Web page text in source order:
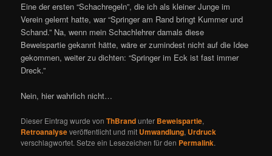
Eine der ersten “Schachregeln”, die ich als kleiner Junge im
Verein gelernt hatte, war “Springer am Rand bringt Kummer und
Schand.” Na, wenn mein Schachlehrer damals diese
Beweispartie gekannt hätte, wäre er zumindest nicht auf die Idee
gekommen, weiter zu dichten: “Springer im Eck ist fast immer
Dreck.”
Nein, hier wahrlich nicht…
Dieser Eintrag wurde vonThBrandunter Beweispartie,
Retroanalyseveröffentlicht und mit Umwandlung, Urdruck
verschlagwortet. Setze ein Lesezeichen für den Permalink.